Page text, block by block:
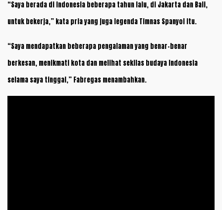
“Saya berada di Indonesia beberapa tahun lalu, di Jakarta dan Bali,
untuk bekerja,” kata pria yang juga legenda Timnas Spanyol itu.
“Saya mendapatkan beberapa pengalaman yang benar-benar
berkesan, menikmati kota dan melihat sekilas budaya Indonesia
selama saya tinggal,” Fabregas menambahkan.